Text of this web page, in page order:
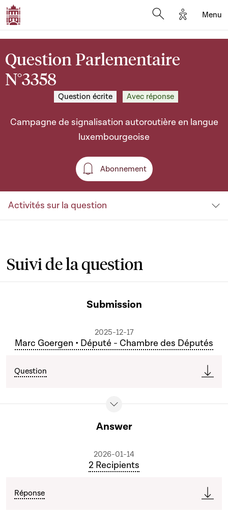
Options
Menu
Question Parlementaire
N°3358
Question écrite Avec réponse
Campagne de signalisation autoroutière en langue
luxembourgeoise
Abonnement
Abonnement
Activités sur la question
Suivi de la question
Submission
2025-12-17
Marc Goergen • Député - Chambre des Députés
Question
Answer
2026-01-14
2 Recipients
Réponse